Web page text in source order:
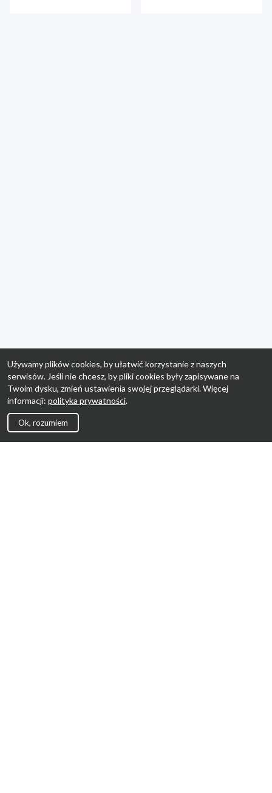
Używamy plików cookies, by ułatwić korzystanie z naszych
serwisów. Jeśli nie chcesz, by pliki cookies były zapisywane na
Twoim dysku, zmień ustawienia swojej przeglądarki. Więcej
informacji: polityka prywatności.
Ok, rozumiem